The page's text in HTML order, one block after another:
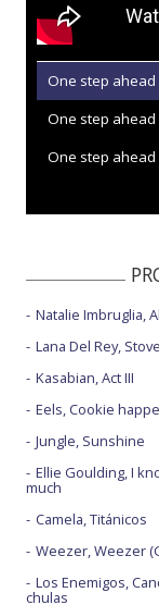
One step ahead
One step ahead
One step ahead
Natalie Imbruglia,
Lana Del Rey, Stove
Kasabian, Act III
Eels, Cookie
Jungle, Sunshine
Ellie Goulding, I
much
Camela, Titánicos
Weezer, Weezer
Los Enemigos,
chulas